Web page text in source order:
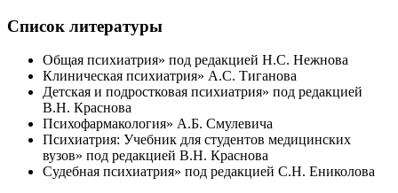
Список литературы
Общая психиатрия» под редакцией Н.С. Нежнова
Клиническая психиатрия» А.С. Тиганова
Детская и подростковая психиатрия» под редакцией
В.Н. Краснова
Психофармакология» А.Б. Смулевича
Психиатрия: Учебник для студентов медицинских
вузов» под редакцией В.Н. Краснова
Судебная психиатрия» под редакцией С.Н. Ениколова